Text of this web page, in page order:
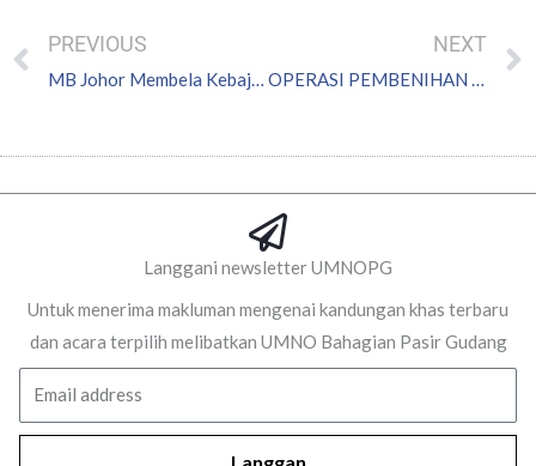
Prev
PREVIOUS
MB Johor Membela Kebajikan Guru Agama
NEXT
OPERASI PEMBENIHAN AWAN
Langgani newsletter UMNOPG
Untuk menerima makluman mengenai kandungan khas terbaru
dan acara terpilih melibatkan UMNO Bahagian Pasir Gudang